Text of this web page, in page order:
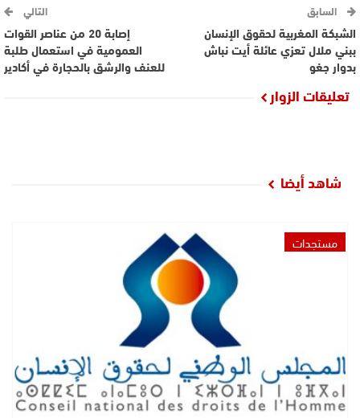
السابق
الشبكة المغربية لحقوق الإنسان
ببني ملال تعزي عائلة أيت نباش
بدوار جغو
التالي
إصابة 20 من عناصر القوات
العمومية في استعمال طلبة
للعنف والرشق بالحجارة في أكادير
تعليقات الزوار
شاهد أيضا
مستجدات